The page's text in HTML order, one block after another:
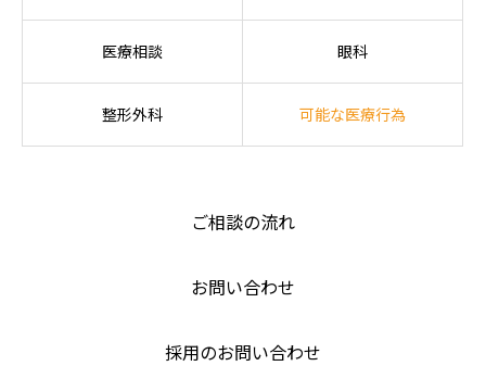
医療相談 眼科
整形外科 可能な医療行為
ご相談の流れ
お問い合わせ
採用のお問い合わせ